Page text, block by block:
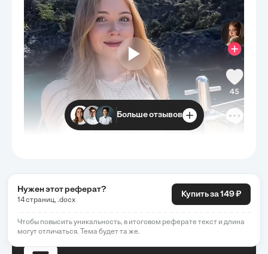
Больше отзывов
Нужен этот реферат?
14 страниц, .docx
Купить за 149 ₽
Чтобы повысить уникальность, в итоговом реферате текст и длина
могут отличаться. Тема будет та же.